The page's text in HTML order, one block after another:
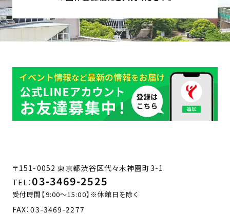
〒151-0052 東京都渋谷区代々木神園町3-1
TEL： 03-3469-2525
受付時間【9:00～15:00】※休館日を除く
FAX：03-3469-2277